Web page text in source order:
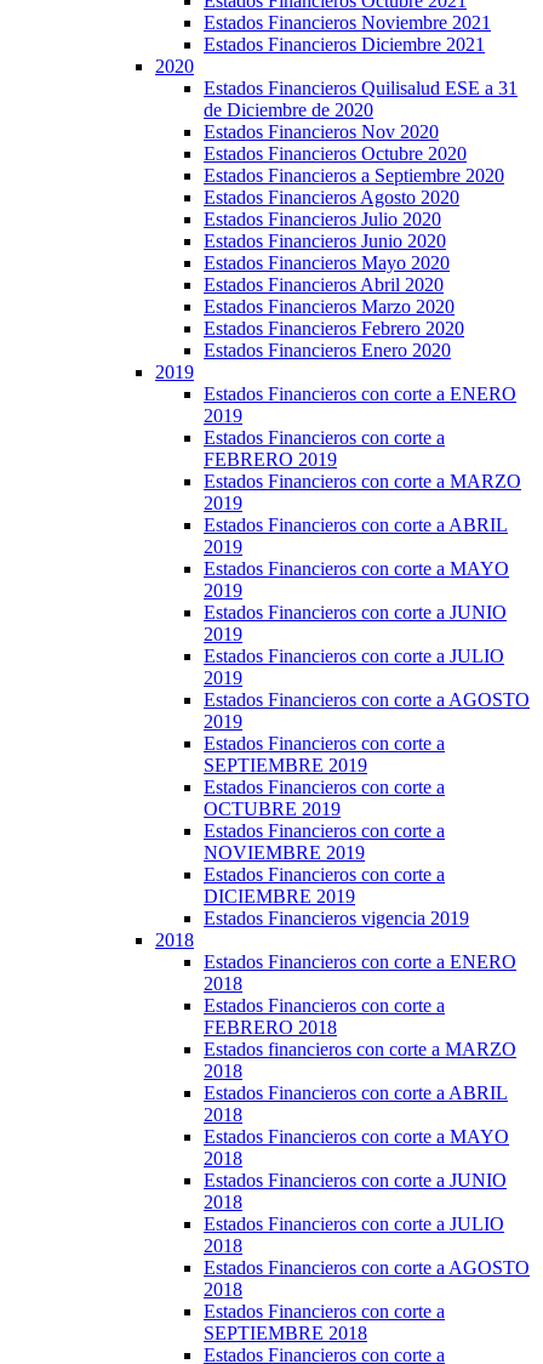
Estados Financieros Noviembre 2021
Estados Financieros Diciembre 2021
2020
Estados Financieros Quilisalud ESE a 31
de Diciembre de 2020
Estados Financieros Nov 2020
Estados Financieros Octubre 2020
Estados Financieros a Septiembre 2020
Estados Financieros Agosto 2020
Estados Financieros Julio 2020
Estados Financieros Junio 2020
Estados Financieros Mayo 2020
Estados Financieros Abril 2020
Estados Financieros Marzo 2020
Estados Financieros Febrero 2020
Estados Financieros Enero 2020
2019
Estados Financieros con corte a ENERO
2019
Estados Financieros con corte a
FEBRERO 2019
Estados Financieros con corte a MARZO
2019
Estados Financieros con corte a ABRIL
2019
Estados Financieros con corte a MAYO
2019
Estados Financieros con corte a JUNIO
2019
Estados Financieros con corte a JULIO
2019
Estados Financieros con corte a AGOSTO
2019
Estados Financieros con corte a
SEPTIEMBRE 2019
Estados Financieros con corte a
OCTUBRE 2019
Estados Financieros con corte a
NOVIEMBRE 2019
Estados Financieros con corte a
DICIEMBRE 2019
Estados Financieros vigencia 2019
2018
Estados Financieros con corte a ENERO
2018
Estados Financieros con corte a
FEBRERO 2018
Estados financieros con corte a MARZO
2018
Estados Financieros con corte a ABRIL
2018
Estados Financieros con corte a MAYO
2018
Estados Financieros con corte a JUNIO
2018
Estados Financieros con corte a JULIO
2018
Estados Financieros con corte a AGOSTO
2018
Estados Financieros con corte a
SEPTIEMBRE 2018
Estados Financieros con corte a